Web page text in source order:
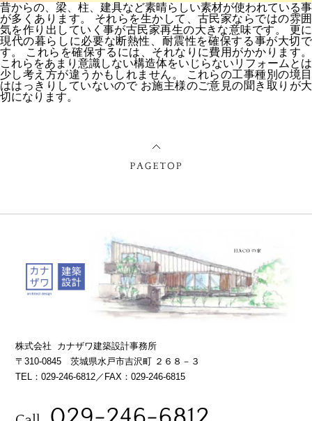
昔からの、梁、柱、建具など素晴らしい素材が使われている事
が多くあります。 それらを生かして、古民家ならではの雰囲
気を作り出していく事が古民家再生の大きな意味です。 更に
現代の暮らしに必要な断熱性、耐震性を確保する事が大切で
す。 これらを確保するには、それなりに費用がかかります。
これらをあまり意識しない構造体をいじらないリフォームとは
少し考え方が違うかもしれません。 これらの工事種別の境目
ははっきりしていないので お施主様のご意見の聞き取りが大
切になります。
株式会社 カナザワ建築設計事務所
〒310-0845 茨城県水戸市吉沢町 ２６８－３
TEL：029-246-6812／FAX：029-246-6815